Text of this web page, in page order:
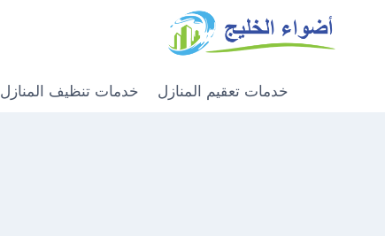
خدمات تعقيم المنازل خدمات تنظيف المنازل